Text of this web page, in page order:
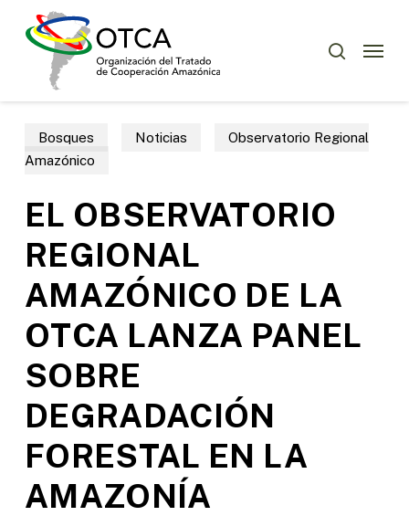
Menu
Bosques Noticias
Observatorio Regional
Amazónico
EL OBSERVATORIO
REGIONAL
AMAZÓNICO DE LA
OTCA LANZA PANEL
SOBRE
DEGRADACIÓN
FORESTAL EN LA
AMAZONÍA